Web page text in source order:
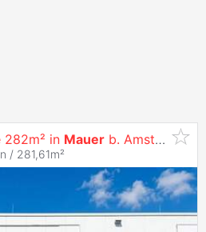
282m² in Mauer b. Amstetten, neuwertig, Fußbodenheizung
/ 281,61m²